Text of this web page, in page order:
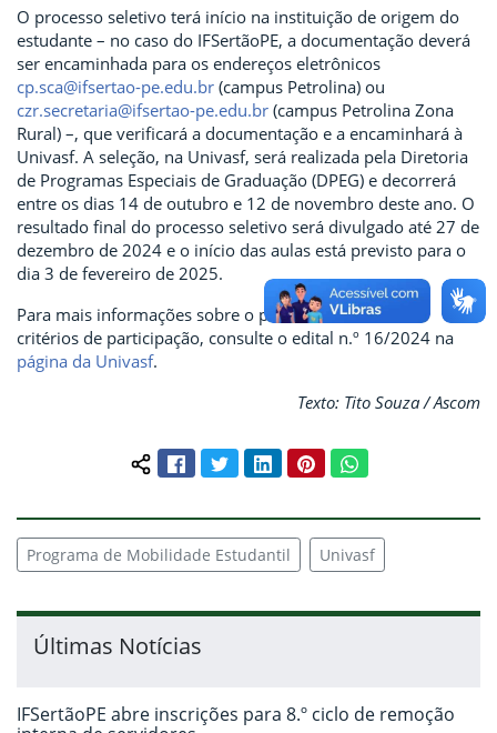
O processo seletivo terá início na instituição de origem do
estudante – no caso do IFSertãoPE, a documentação deverá
ser encaminhada para os endereços eletrônicos
cp.sca@ifsertao-pe.edu.br (campus Petrolina) ou
czr.secretaria@ifsertao-pe.edu.br (campus Petrolina Zona
Rural) –, que verificará a documentação e a encaminhará à
Univasf. A seleção, na Univasf, será realizada pela Diretoria
de Programas Especiais de Graduação (DPEG) e decorrerá
entre os dias 14 de outubro e 12 de novembro deste ano. O
resultado final do processo seletivo será divulgado até 27 de
dezembro de 2024 e o início das aulas está previsto para o
dia 3 de fevereiro de 2025.
Para mais informações sobre o processo seletivo e os
critérios de participação, consulte o edital n.º 16/2024 na
página da Univasf.
Texto: Tito Souza / Ascom
Compartilhar conteúdo:
FacebookTwitterLinkedInPinterestWhatsApp
Programa de Mobilidade Estudantil Univasf
Últimas Notícias
IFSertãoPE abre inscrições para 8.º ciclo de remoção